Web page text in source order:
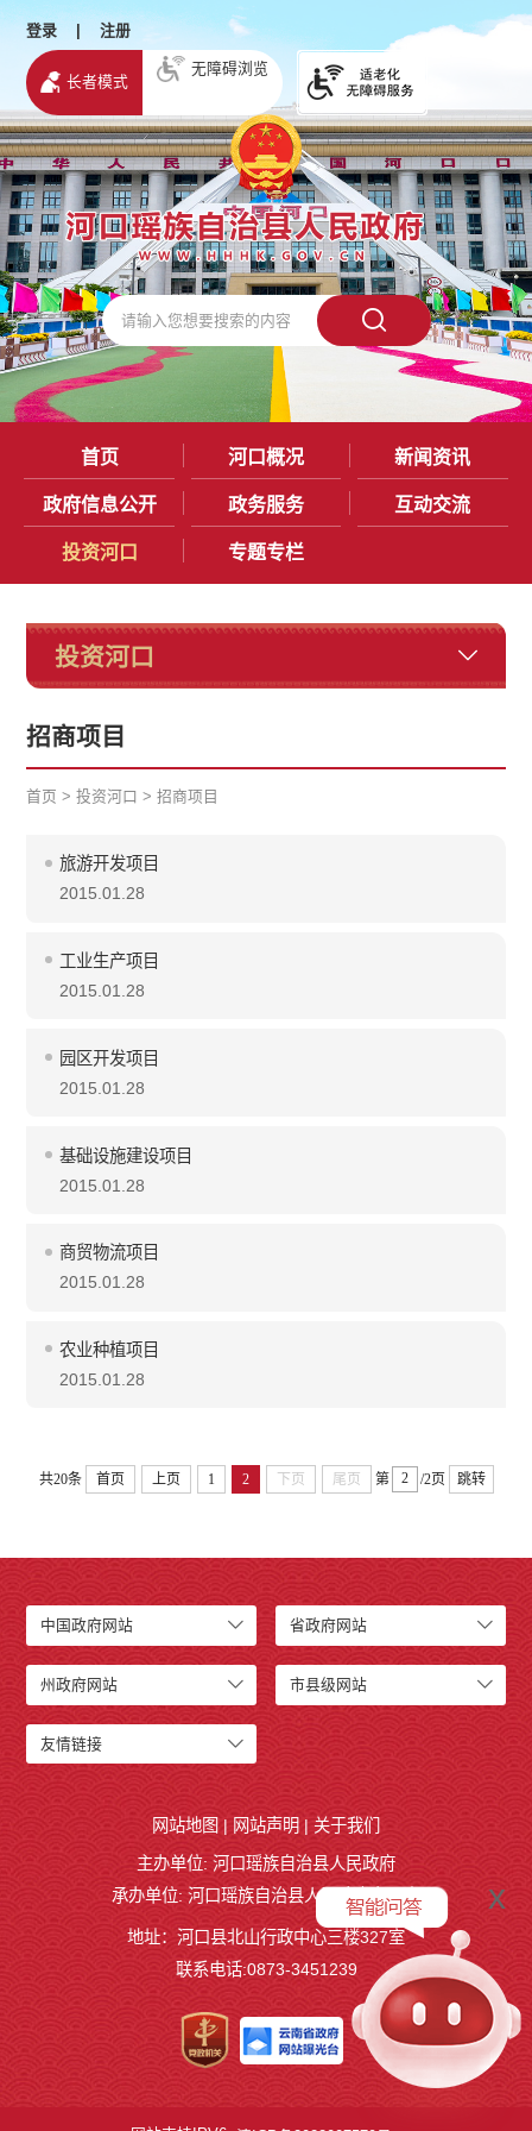
登录 | 注册
长者模式
无障碍浏览
首页 河口概况 新闻资讯
政府信息公开 政务服务 互动交流
投资河口 专题专栏
投资河口
招商项目
首页 >投资河口 >招商项目
旅游开发项目
2015.01.28
工业生产项目
2015.01.28
园区开发项目
2015.01.28
基础设施建设项目
2015.01.28
商贸物流项目
2015.01.28
农业种植项目
2015.01.28
共20条 首页 上页 1 2 下页 尾页 第 /2页 跳转
中国政府网站 省政府网站
州政府网站 市县级网站
友情链接
网站地图 | 网站声明 | 关于我们
主办单位: 河口瑶族自治县人民政府
承办单位: 河口瑶族自治县人民政府办公室
地址：河口县北山行政中心三楼327室
联系电话:0873-3451239
x